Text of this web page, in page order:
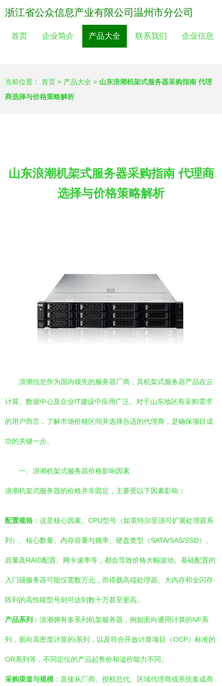
浙江省公众信息产业有限公司温州市分公司
首页 企业简介 产品大全 联系我们 企业信息
当前位置： 首页 > 产品大全 > 山东浪潮机架式服务器采购指南 代理
商选择与价格策略解析
山东浪潮机架式服务器采购指南 代理商
选择与价格策略解析
浪潮信息作为国内领先的服务器厂商，其机架式服务器产品在云
计算、数据中心及企业IT建设中应用广泛。对于山东地区有采购需求
的用户而言，了解市场价格区间并选择合适的代理商，是确保项目成
功的关键一步。
一、浪潮机架式服务器价格影响因素
浪潮机架式服务器的价格并非固定，主要受以下因素影响：
配置规格 ：这是核心因素。CPU型号（如英特尔至强可扩展处理器系
列）、核心数量、内存容量与频率、硬盘类型（SATA/SAS/SSD）、
容量及RAID配置、网卡速率等，都会导致价格大幅波动。基础配置的
入门级服务器可能仅需数万元，而搭载高端处理器、大内存和全闪存
阵列的高性能型号则可达到数十万甚至更高。
产品系列 ：浪潮拥有多系列机架服务器，例如面向通用计算的NF系
列，面向高密度计算的i系列，以及符合开放计算项目（OCP）标准的
OR系列等，不同定位的产品起售价和溢价能力不同。
采购渠道与规模 ：直接从厂商、授权总代、区域代理商或系统集成商